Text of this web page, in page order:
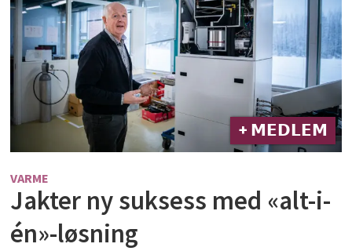
+ 𝗠𝗘𝗗𝗟𝗘𝗠
VARME
Jakter ny suksess med «alt-i-
én»-løsning